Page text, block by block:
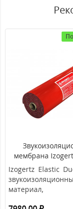
мембрана
Duo14
3м2)
Izogertz Elastic
материал,
обеспечивающий